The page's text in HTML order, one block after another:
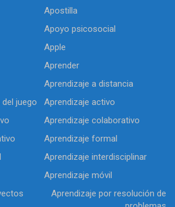
Apostilla
Apoyo psicosocial
Apple
Aprender
Aprendizaje a distancia
juego
Aprendizaje activo
Aprendizaje colaborativo
Aprendizaje formal
Aprendizaje interdisciplinar
Aprendizaje móvil
Aprendizaje por resolución de